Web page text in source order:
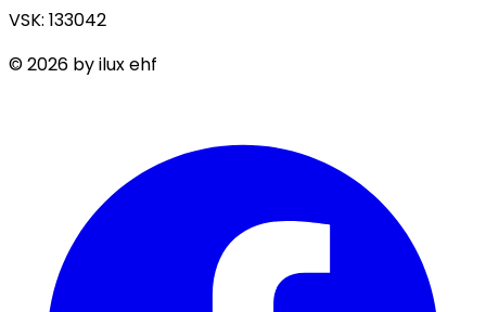
VSK: 133042
©2026 by ilux ehf